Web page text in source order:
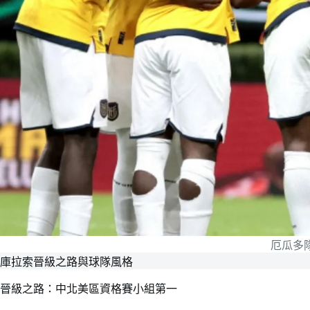
厄瓜多
庫拉索晉級之路與球隊風格
晉級之路：中北美區資格賽小組第一